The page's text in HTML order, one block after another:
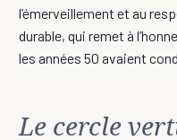
l’émerveillement et au
durable, qui remet à
les années 50 avaient
Le cercle